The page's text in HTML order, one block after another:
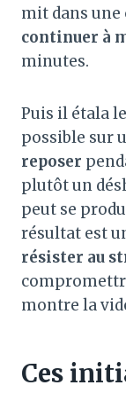
mit dans une
continuer à
minutes.
Puis il étala
possible sur
reposer
plutôt un
peut se
résultat est
résister au
montre la
Ces